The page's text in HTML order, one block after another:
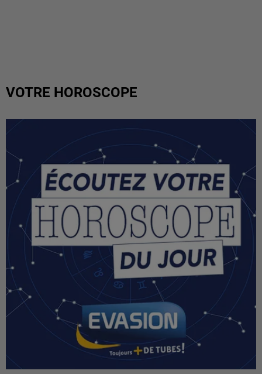
VOTRE HOROSCOPE